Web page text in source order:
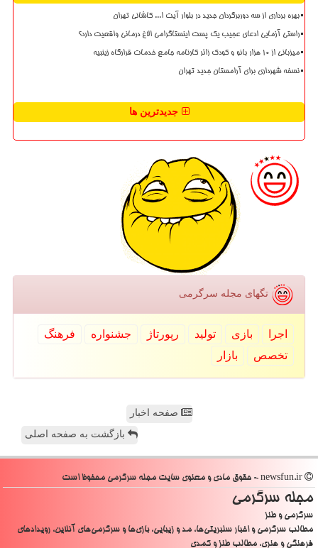
بهره برداری از سه دوربرگردان جدید در بلوار آیت ا... کاشانی تهران
راستی آزمایی ادعای عجیب یک پست اینستاگرامی الاغ درمانی واقعیت دارد؟
میزبانی از ۱۰ هزار بانو و کودک زائر کارنامه جامع خدمات قرارگاه زینبیه
نسخه شهرداری برای آرامستان جدید تهران
جدیدترین ها
تگهای مجله سرگرمی
اجرا بازی تولید رپورتاژ جشنواره
فرهنگ
تخصص
بازار
صفحه اخبار
بازگشت به صفحه اصلی
مجله سرگرمی
سرگرمی و طنز
مطالب سرگرمی و اخبار سلبریتی‌ها، مد و زیبایی، بازی‌ها و سرگرمی‌های آنلاین، رویدادهای
فرهنگی و هنری، مطالب طنز و کمدی